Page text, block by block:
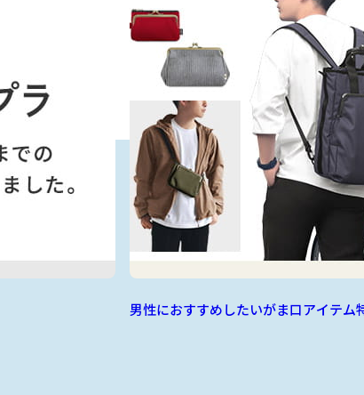
男性におすすめしたいがま口アイテム